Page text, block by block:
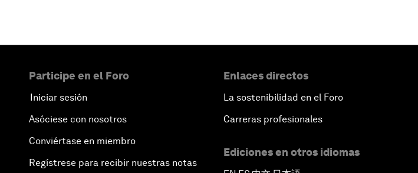
Participe en el Foro
Iniciar sesión
Asóciese con nosotros
Conviértase en miembro
Regístrese para recibir nuestras notas
Enlaces directos
La sostenibilidad en el Foro
Carreras profesionales
Ediciones en otros idiomas